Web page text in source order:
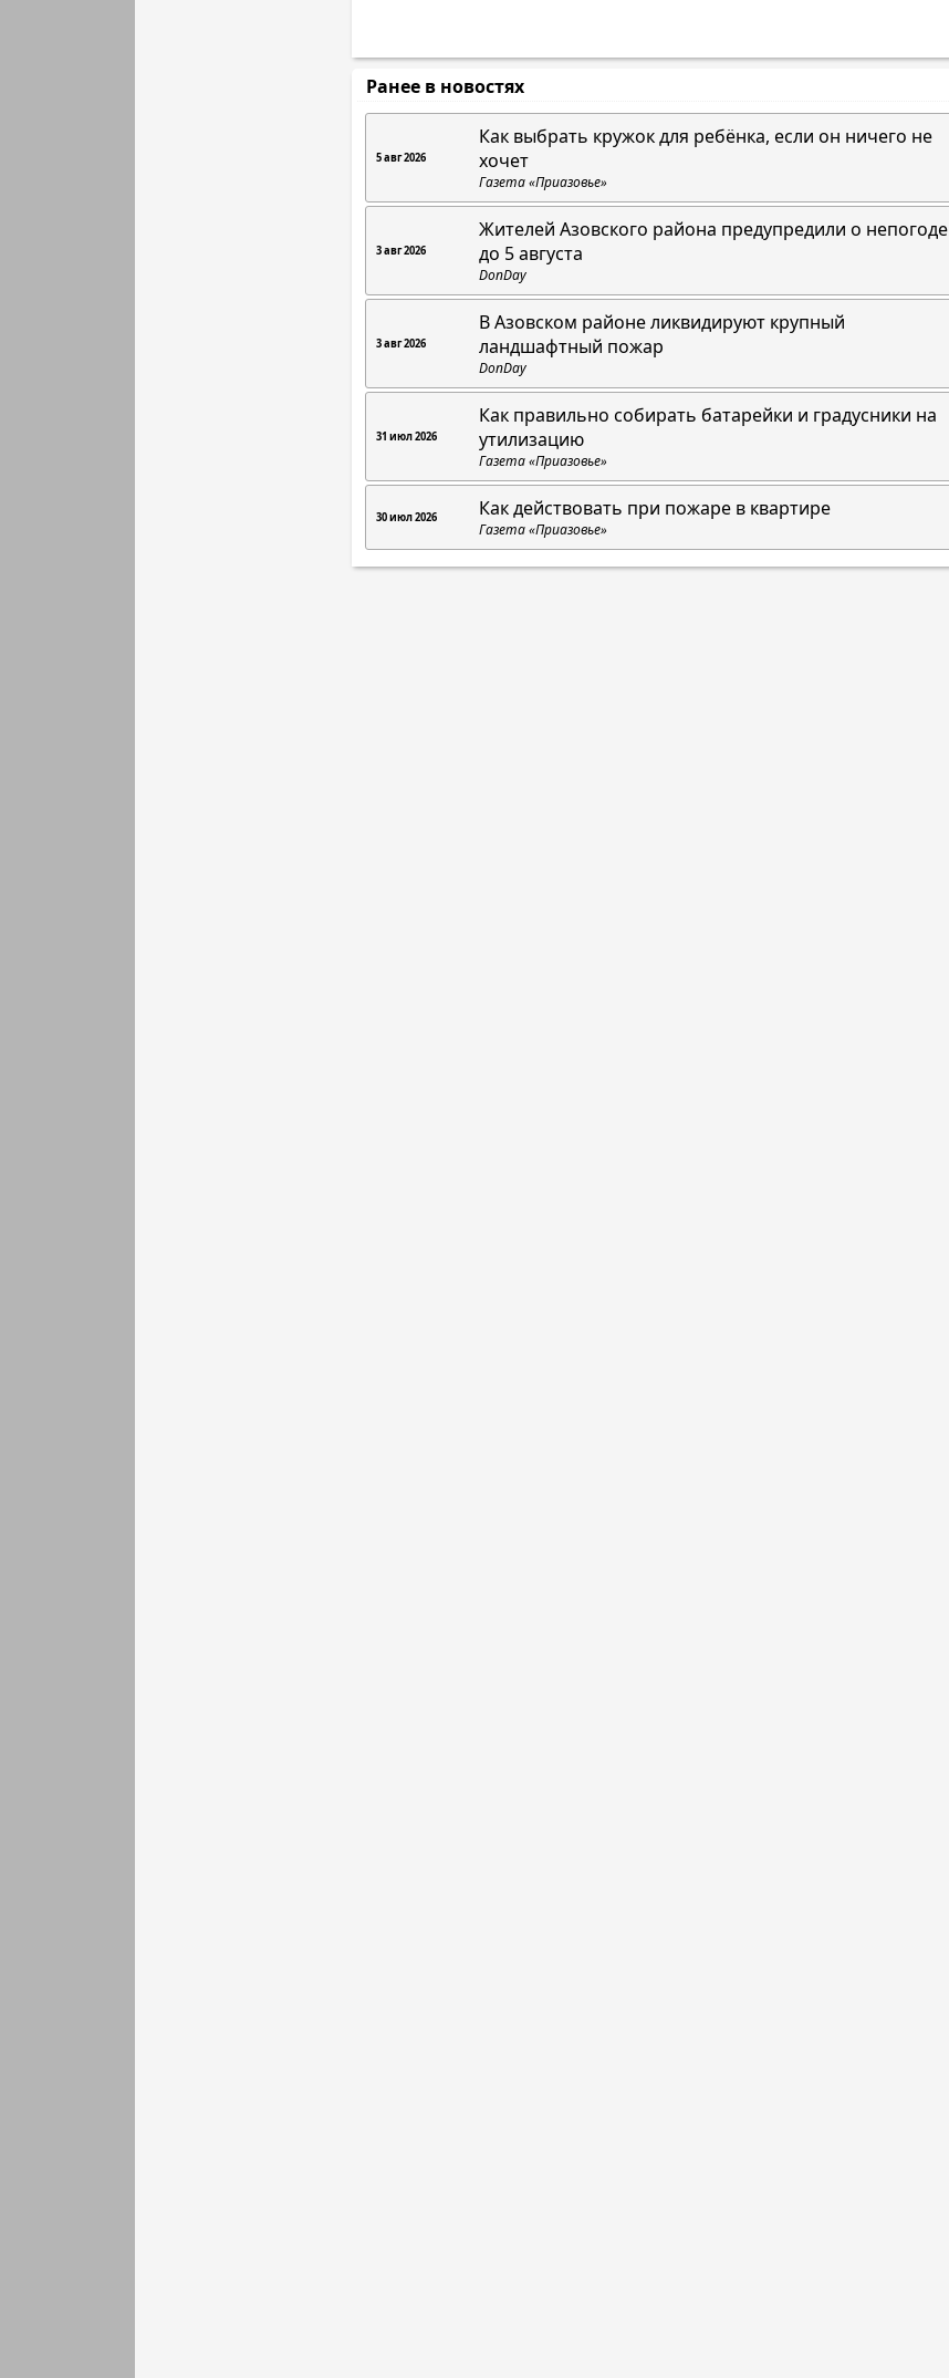
Ранее в новостях
5 авг 2026
Как выбрать кружок для ребёнка, если он ничего не
хочет
Газета «Приазовье»
3 авг 2026
Жителей Азовского района предупредили о непогоде
до 5 августа
DonDay
3 авг 2026
В Азовском районе ликвидируют крупный
ландшафтный пожар
DonDay
31 июл 2026
Как правильно собирать батарейки и градусники на
утилизацию
Газета «Приазовье»
30 июл 2026 Как действовать при пожаре в квартире
Газета «Приазовье»